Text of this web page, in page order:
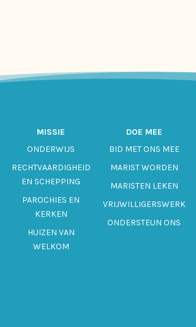
MISSIE
ONDERWIJS
RECHTVAARDIGHEID
EN SCHEPPING
PAROCHIES EN
KERKEN
HUIZEN VAN
WELKOM
DOE MEE
BID MET ONS MEE
MARIST WORDEN
MARISTEN LEKEN
VRIJWILLIGERSWERK
ONDERSTEUN ONS